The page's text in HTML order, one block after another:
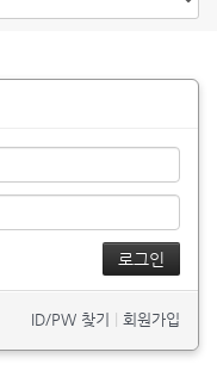
ID/PW 찾기 회원가입